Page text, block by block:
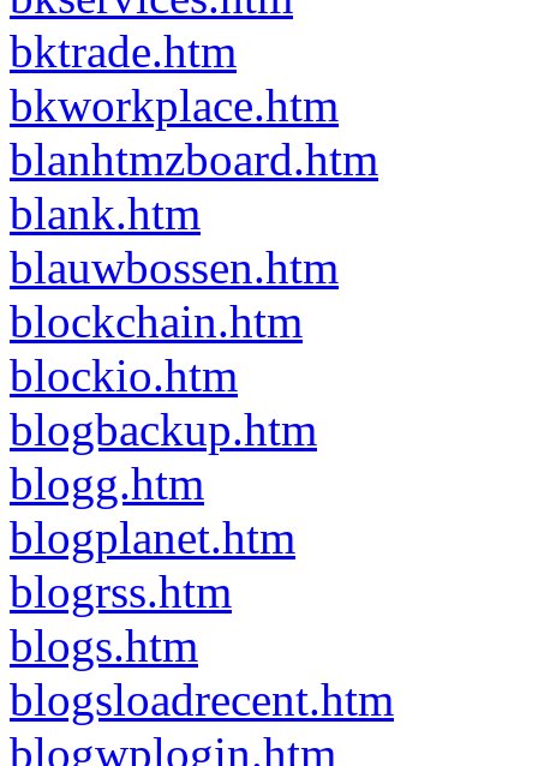
bktrade.htm
bkworkplace.htm
blanhtmzboard.htm
blank.htm
blauwbossen.htm
blockchain.htm
blockio.htm
blogbackup.htm
blogg.htm
blogplanet.htm
blogrss.htm
blogs.htm
blogsloadrecent.htm
blogwplogin.htm